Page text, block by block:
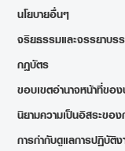
นโยบายอื่นๆ
จริยธรรมและจรรยาบ
กฎบัตร
ขอบเขตอำนาจหน้าที่ขอ
นิยามความเป็นอิสระขอ
การกำกับดูแลการปฏิบัติ